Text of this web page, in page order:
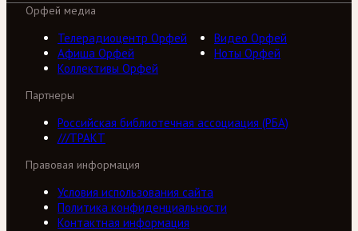
Орфей медиа
Телерадиоцентр Орфей
Видео Орфей
Афиша Орфей
Ноты Орфей
Коллективы Орфей
Партнеры
Российская библиотечная ассоциация (РБА)
///ТРАКТ
Правовая информация
Условия использования сайта
Политика конфиденциальности
Контактная информация